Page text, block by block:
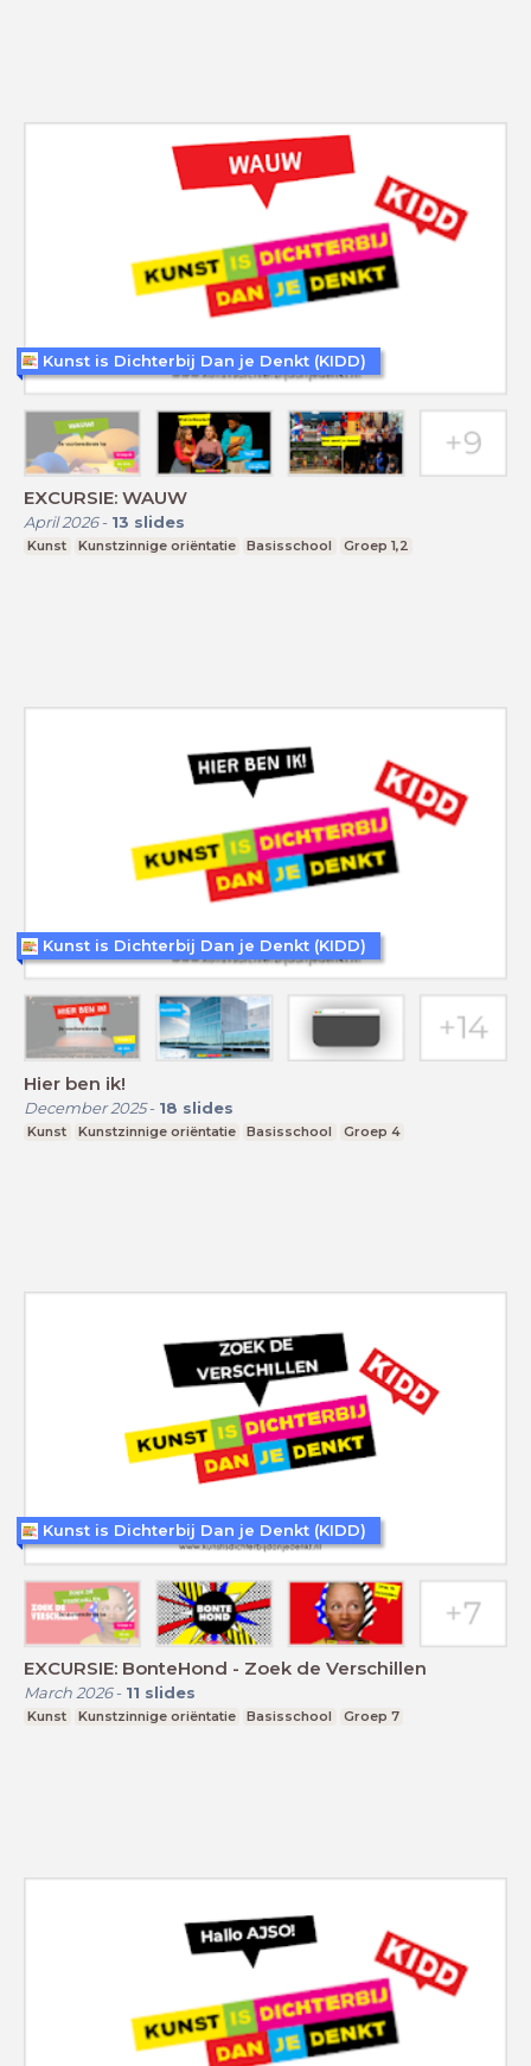
EXCURSIE: WAUW
April 2026- 13 slides
Kunst Kunstzinnige oriëntatie Basisschool Groep 1,2
Kunst is Dichterbij Dan je Denkt (KIDD)
Hier ben ik!
December 2025- 18 slides
Kunst Kunstzinnige oriëntatie Basisschool Groep 4
Kunst is Dichterbij Dan je Denkt (KIDD)
EXCURSIE: BonteHond - Zoek de Verschillen
March 2026- 11 slides
Kunst Kunstzinnige oriëntatie Basisschool Groep 7
Kunst is Dichterbij Dan je Denkt (KIDD)